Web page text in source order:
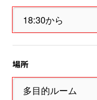
場所